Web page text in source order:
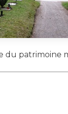
patrimoine